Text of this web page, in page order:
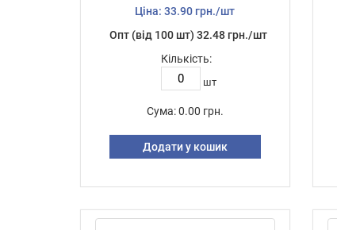
Ціна: 33.90 грн./шт
Опт (від 100 шт) 32.48 грн./шт
Кількість:
шт
Сума: 0.00 грн.
Додати у кошик